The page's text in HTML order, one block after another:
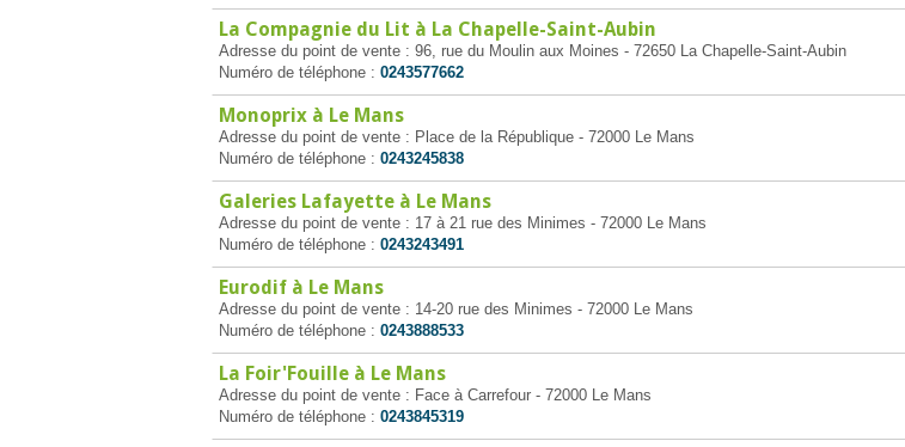
La Compagnie du Lit à La Chapelle-Saint-Aubin
Adresse du point de vente : 96, rue du Moulin aux Moines - 72650 La Chapelle-Saint-Aubin
Numéro de téléphone : 0243577662
Monoprix à Le Mans
Adresse du point de vente : Place de la République - 72000 Le Mans
Numéro de téléphone : 0243245838
Galeries Lafayette à Le Mans
Adresse du point de vente : 17 à 21 rue des Minimes - 72000 Le Mans
Numéro de téléphone : 0243243491
Eurodif à Le Mans
Adresse du point de vente : 14-20 rue des Minimes - 72000 Le Mans
Numéro de téléphone : 0243888533
La Foir'Fouille à Le Mans
Adresse du point de vente : Face à Carrefour - 72000 Le Mans
Numéro de téléphone : 0243845319